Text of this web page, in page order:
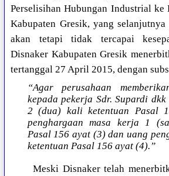
Perselisihan Hubungan Industrial ke
Kabupaten Gresik, yang
akan tetapi tidak tercapai
Disnaker Kabupaten Gresik
tertanggal 27 April 2015, dengan
“Agar perusahaan
kepada pekerja Sdr. Supardi
2 (dua) kali ketentuan Pasal
penghargaan masa kerja 1
Pasal 156 ayat (3) dan uang
ketentuan Pasal 156 ayat (4).”
Meski Disnaker telah